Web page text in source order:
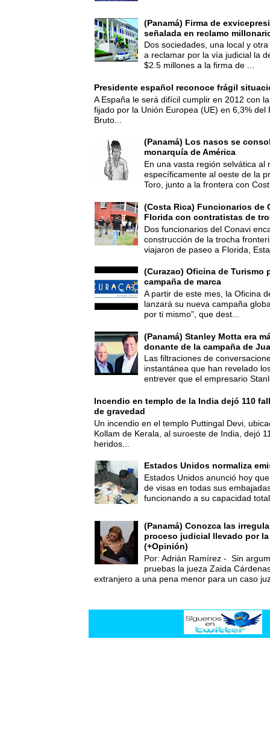
(Panamá) Firma de
señalada en reclamo
Dos sociedades, una local y
a reclamar por la vía judicial la
$2.5 millones a la firma de ...
Presidente español reconoce frágil
A España le será difícil cumplir en 2012 con
fijado por la Unión Europea (UE) en 6,3% del
Bruto...
(Panamá) Los nasos se
monarquía de América
En una vasta región selvática al
específicamente al oeste de la
Toro, junto a la frontera con
(Costa Rica) Funcionarios de
Florida con contratistas de
Dos funcionarios del Conavi
construcción de la trocha
viajaron de paseo a Florida,
(Curazao) Oficina de Turismo
campaña de marca
A partir de este mes, la Oficina
lanzará su nueva campaña
por ti mismo", que dest...
(Panamá) Stanley Motta era
donante de la campaña de
Las filtraciones de
instantánea que han revelado
entrever que el empresario
Incendio en templo de la India dejó 110
de gravedad
Un incendio en el templo Puttingal Devi,
Kollam de Kerala, al suroeste de India, dejó
heridos...
Estados Unidos normaliza
Estados Unidos anunció hoy
de visas en todas sus
funcionando a su capacidad
(Panamá) Conozca las
proceso judicial llevado por
(+Opinión)
Por: Adrián Ramírez - Sin
pruebas la jueza Zaida
extranjero a una pena menor para un caso